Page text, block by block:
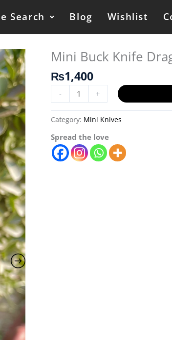
Search Blog Wishlist
Mini Buck Knife
₨1,400
-
Mini
Knife
Print
X82
quantity
+
Category: Mini Knives
Spread the love